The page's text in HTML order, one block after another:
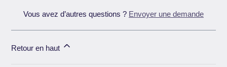
Vous avez d’autres questions ? Envoyer une demande
Retour en haut